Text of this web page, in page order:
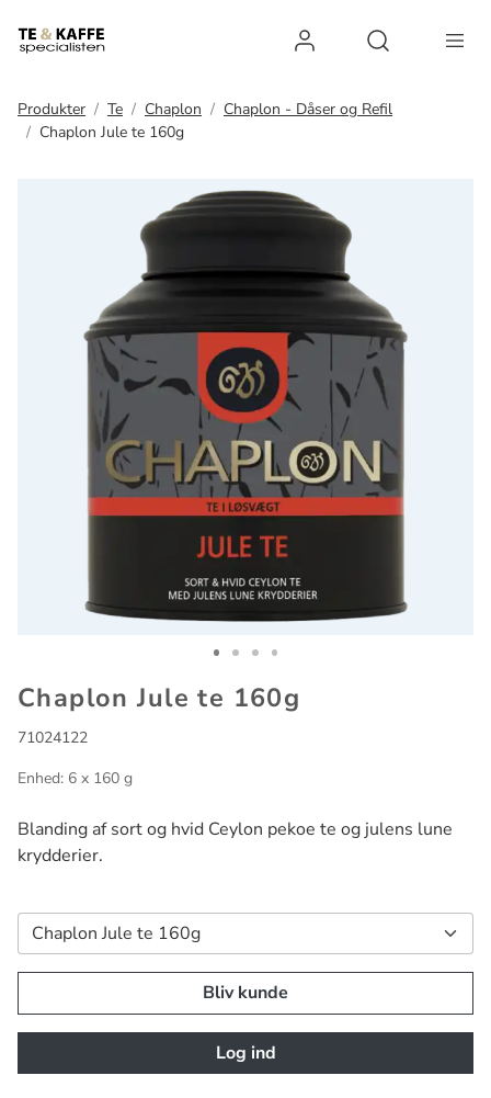
Log ind
Produkter Te Chaplon
Chaplon - Dåser og Refil
Chaplon Jule te 160g
Chaplon Jule te 160g
71024122
Enhed: 6 x 160 g
Blanding af sort og hvid Ceylon pekoe te og julens lune
krydderier.
Bliv kunde
Log ind